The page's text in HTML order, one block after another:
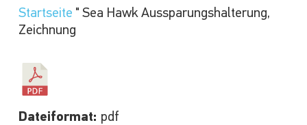
Startseite " Sea Hawk Aussparungshalterung,
Zeichnung
Dateiformat: pdf